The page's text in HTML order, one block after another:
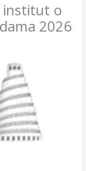
institut o
2026